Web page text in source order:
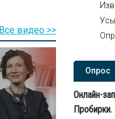
Опроc
Онлайн-
Все видео >>